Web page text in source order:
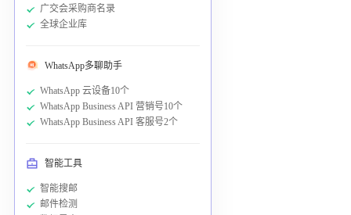
广交会采购商名录
全球企业库
WhatsApp多聊助手
WhatsApp 云设备10个
WhatsApp Business API 营销号10个
WhatsApp Business API 客服号2个
智能工具
智能搜邮
邮件检测